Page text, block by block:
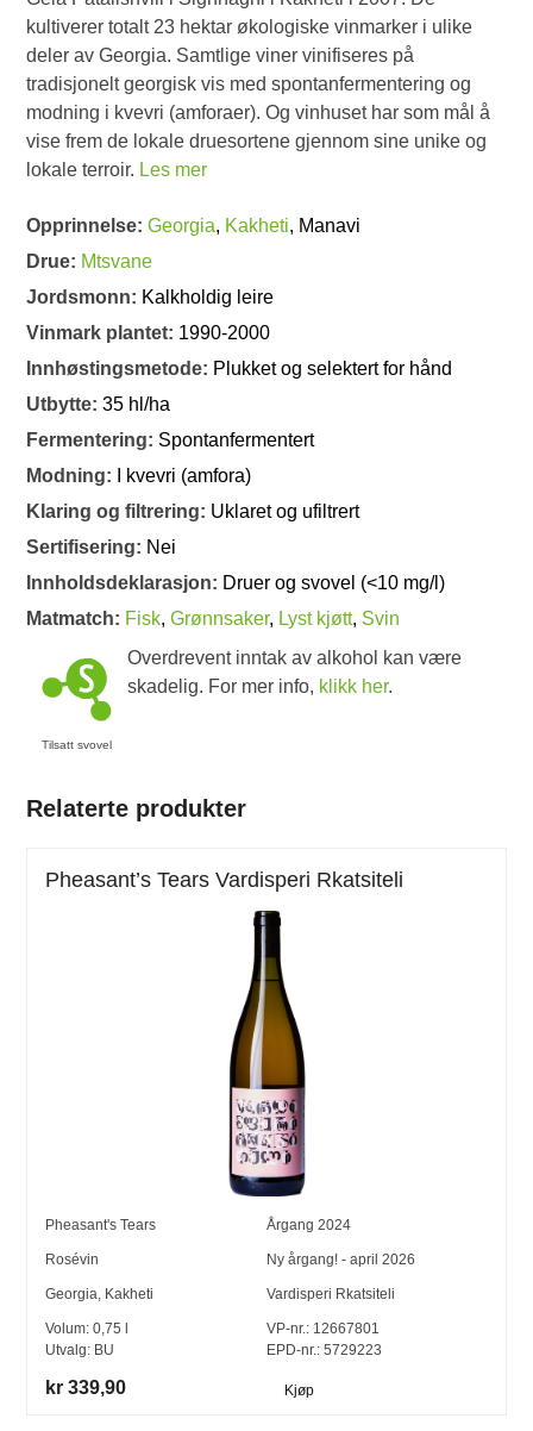
kultiverer totalt 23 hektar økologiske vinmarker i ulike
deler av Georgia. Samtlige viner vinifiseres på
tradisjonelt georgisk vis med spontanfermentering og
modning i kvevri (amforaer). Og vinhuset har som mål å
vise frem de lokale druesortene gjennom sine unike og
lokale terroir. Les mer
Opprinnelse:Georgia, Kakheti, Manavi
Drue: Mtsvane
Jordsmonn: Kalkholdig leire
Vinmark plantet: 1990-2000
Innhøstingsmetode: Plukket og selektert for hånd
Utbytte:35 hl/ha
Fermentering: Spontanfermentert
Modning:
I kvevri (amfora)
Klaring og filtrering: Uklaret og ufiltrert
Sertifisering: Nei
Innholdsdeklarasjon: Druer og svovel (<10 mg/l)
Matmatch: Fisk,Grønnsaker, Lyst kjøtt, Svin
Tilsatt svovel
Overdrevent inntak av alkohol kan være
skadelig. For mer info, klikk her.
Relaterte produkter
Pheasant’s Tears Vardisperi Rkatsiteli
Pheasant's Tears Årgang 2024
Rosévin Ny årgang! - april 2026
Georgia, Kakheti Vardisperi Rkatsiteli
Volum:0,75
Utvalg: BU
VP-nr.: 12667801
EPD-nr.: 5729223
kr 339,90 Kjøp